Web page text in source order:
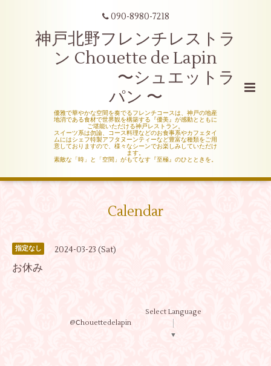
090-8980-7218
神戸北野フレンチレストラ
ン Chouette de Lapin
〜シュエットラ
パン 〜
優雅で華やかな空間を奏でるフレンチコースは、神戸の地産
地消である食材で世界観を構築する『優美』が感動とともに
ご堪能いただける神戸レストラン。
スイーツ系は勿論、コース料理などのお食事系やカフェタイ
ムにはシェフ特製アフタヌーンティーなど豊富な種類をご用
意しておりますので、様々なシーンでお楽しみしていただけ
ます。
素敵な「時」と「空間」がもてなす『至極』のひとときを。
Calendar
指定なし 2024-03-23 (Sat)
お休み
@Ⅽhouettedelapin
Select Language
▼